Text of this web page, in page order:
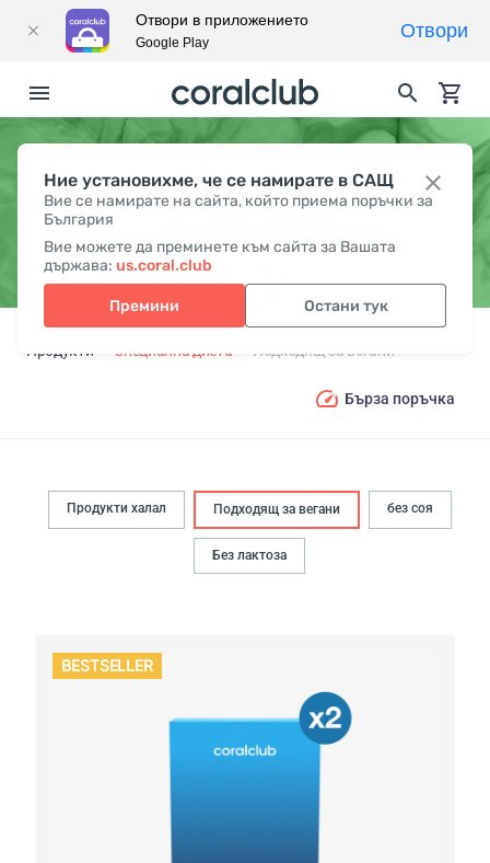
Ние установихме, че се намирате в САЩ
Вие се намирате на сайта, който приема поръчки за
България
Вие можете да преминете към сайта за Вашата
държава: us.coral.club
Премини Остани тук
ПОДХОДЯЩ ЗА ВЕГАНИ
Продукти Специална диета Подходящ за вегани
Бърза поръчка
Продукти халал Подходящ за вегани без соя
Без лактоза
BESTSELLER
Отвори в приложението
Google Play
Отвори